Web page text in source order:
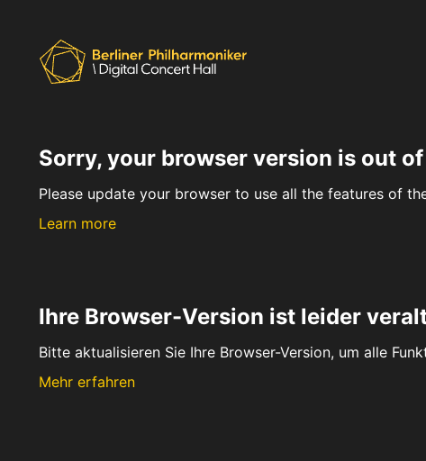
Sorry, your browser version is out
Please update your browser to use all the features of
Learn more
Ihre Browser-Version ist leider
Bitte aktualisieren Sie Ihre Browser-Version, um alle
Mehr erfahren